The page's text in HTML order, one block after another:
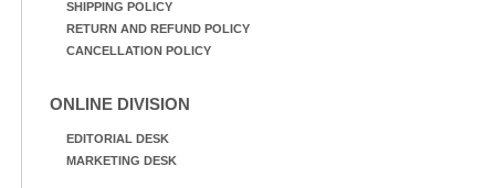
SHIPPING POLICY
RETURN AND REFUND POLICY
CANCELLATION POLICY
ONLINE DIVISION
EDITORIAL DESK
MARKETING DESK